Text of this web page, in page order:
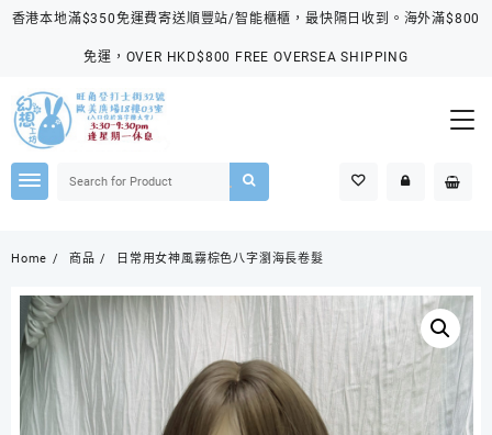
Skip
香港本地滿$350免運費寄送順豐站/智能櫃櫃，最快隔日收到。海外滿$800
免運，OVER HKD$800 FREE OVERSEA SHIPPING
Home 商品 日常用女神風霧棕色八字瀏海長卷髮